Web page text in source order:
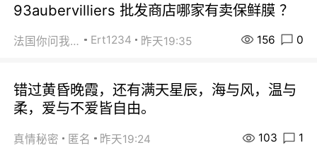
93aubervilliers 批发商店哪家有卖保鲜膜 ？
法国你问我答 Ert1234 昨天19:35 156 0
错过黄昏晚霞，还有满天星辰，海与风，温与
柔，爱与不爱皆自由。
真情秘密 匿名 昨天19:24 103 1